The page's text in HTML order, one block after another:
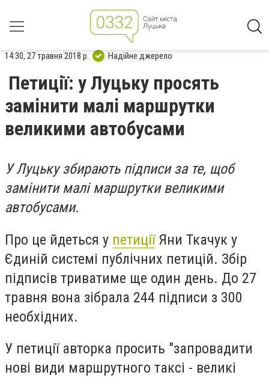
14:30, 27 травня 2018 р. Надійне джерело
Петиції: у Луцьку просять
замінити малі маршрутки
великими автобусами
У Луцьку збирають підписи за те, щоб
замінити малі маршрутки великими
автобусами.
Про це йдеться у петиціїЯни Ткачук у
Єдиній системі публічних петицій. Збір
підписів триватиме ще один день. До 27
травня вона зібрала 244 підписи з 300
необхідних.
У петиції авторка просить "запровадити
нові види маршрутного таксі - великі